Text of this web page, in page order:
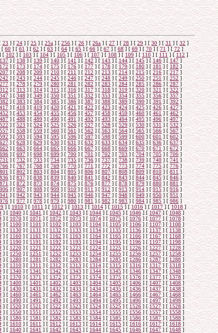
23 ] [24] [ 25 ] [ 25а ] [25б] [26] [26a ] [27 ] [28] [29 ] [30] [31] [ 32 ]
[60] [ 61] [ 62] [ 63 ] [ 64] [65 ] [66] [67] [68] [69] [70] [71 ] [72]
[102] [ 103 ] [ 104 ] [ 105 ] [ 106] [ 107] [108 ] [109 ] [ 110] [ 111 ] [ 112 ]
137] [138 ] [139 ] [ 140 ] [ 141 ] [142 ] [143 ] [144 ] [ 145 ] [ 146] [ 147]
172 ] [173] [174] [175 ] [176] [ 177 ] [ 178] [ 179 ] [180 ] [181] [ 182]
207 ] [208 ] [209 ] [ 210 ] [211] [ 212] [ 213] [ 214 ] [215] [ 216 ] [ 217]
242 ] [243] [ 244 ] [245] [ 246 ] [247] [248 ] [ 249] [250 ] [ 251] [252 ]
277 ] [ 278] [ 279] [280] [ 281 ] [ 282 ] [283] [ 284 ] [285 ] [286 ] [287]
312 ] [ 313 ] [314] [ 315 ] [316 ] [317] [ 318] [ 319] [ 320] [321 ] [ 322]
347] [348 ] [ 349] [ 350 ] [ 351] [352 ] [353 ] [354] [ 355 ] [356] [ 357 ]
382 ] [383] [384 ] [385 ] [ 386] [387 ] [388] [ 389] [390] [ 391] [ 392]
417 ] [ 418 ] [419 ] [420] [421] [ 422] [ 423] [ 424 ] [425] [426 ] [ 427]
452 ] [ 453 ] [454 ] [455] [ 456] [457] [458] [ 459 ] [ 460 ] [461 ] [462]
487 ] [ 488] [ 489] [490] [ 491 ] [ 492 ] [ 493 ] [ 494] [495 ] [496 ] [497]
522 ] [523 ] [524 ] [ 525 ] [526] [ 527] [528] [529 ] [ 530] [531] [ 532]
557 ] [558] [ 559] [ 560 ] [561] [ 562 ] [563 ] [ 564] [ 565 ] [566] [ 567 ]
592] [593] [594 ] [595 ] [596 ] [597 ] [598] [599] [600 ] [601] [ 602]
627] [628] [ 629 ] [630 ] [631] [ 632] [ 633] [634 ] [635] [636] [ 637 ]
662 ] [663 ] [664 ] [ 665] [ 666] [667] [ 668 ] [ 669 ] [ 670 ] [ 671 ] [672]
696 ] [697] [ 698 ] [ 699] [ 700 ] [ 701] [ 702 ] [ 703] [704 ] [ 705] [706]
731 ] [732 ] [733] [734 ] [735] [736] [737] [738 ] [ 739] [740] [ 741]
766 ] [ 767] [ 768] [ 769 ] [770] [ 771 ] [772 ] [ 773] [ 774 ] [775 ] [ 776 ]
801 ] [802] [803 ] [ 804 ] [805 ] [806] [ 807] [808] [809] [810] [ 811 ]
836 ] [837] [838] [839 ] [840] [ 841 ] [ 842] [ 843 ] [844] [845] [ 846]
871 ] [872 ] [873 ] [ 874 ] [875] [ 876] [ 877] [ 878 ] [ 879] [ 880 ] [ 881 ]
906 ] [907] [ 908 ] [909] [ 910 ] [ 911] [ 912 ] [ 913] [914] [ 915] [916 ]
941 ] [942] [943] [944 ] [945] [946 ] [947] [948 ] [949] [950] [951 ]
976 ] [ 977] [ 978] [ 979] [980 ] [981 ] [982 ] [ 983 ] [ 984] [985 ] [986 ]
] [1010 ] [ 1011 ] [1012] [ 1013] [1014 ] [ 1015 ] [ 1016 ] [ 1017] [ 1018 ]
] [ 1040] [1041] [ 1042] [1043 ] [1044] [ 1045 ] [1046] [ 1047] [ 1048 ]
] [ 1070 ] [1071] [1072] [1073 ] [ 1074] [1075] [ 1076] [1077] [ 1078]
] [ 1100] [ 1101 ] [1102] [ 1103 ] [1104] [ 1105] [1106 ] [ 1107] [1108 ]
] [ 1130 ] [1131 ] [1132] [ 1133 ] [ 1134] [ 1135] [ 1136 ] [1137 ] [1138 ]
] [ 1160 ] [1161 ] [ 1162 ] [1163 ] [ 1164] [1165 ] [1166] [1167 ] [ 1168]
] [1190] [1191 ] [ 1192 ] [ 1193] [1194] [ 1195 ] [1196 ] [1197] [ 1198 ]
] [ 1220] [1221] [ 1222] [1223 ] [1224] [1225 ] [ 1226] [ 1227] [ 1228]
] [ 1250 ] [1251] [ 1252] [1253 ] [ 1254] [1255 ] [ 1256] [1257 ] [ 1258]
] [ 1280] [1281] [1282 ] [1283 ] [ 1284] [ 1285] [1286] [1287 ] [1288 ]
] [ 1310] [ 1311 ] [1312] [ 1313 ] [ 1314 ] [ 1315] [1316 ] [ 1317 ] [1318 ]
] [ 1340] [ 1341] [ 1342 ] [1343 ] [1344 ] [1345 ] [ 1346] [1347] [ 1348]
] [ 1370] [1371] [ 1372 ] [ 1373 ] [1374] [ 1375 ] [1376 ] [1377] [ 1378 ]
] [1400 ] [1401 ] [1402] [1403] [1404] [1405] [ 1406] [ 1407] [ 1408]
] [ 1430 ] [1431] [ 1432] [ 1433] [1434] [1435 ] [ 1436] [1437] [ 1438]
] [ 1460] [1461] [1462 ] [1463 ] [ 1464] [ 1465] [1466] [1467] [1468 ]
] [ 1490] [ 1491 ] [ 1492] [ 1493 ] [1494 ] [ 1495] [1496 ] [ 1497] [1498 ]
] [ 1520] [1521] [ 1522 ] [1523 ] [1524] [1525 ] [ 1526] [1527] [ 1528]
] [ 1550 ] [1551] [ 1552 ] [ 1553 ] [ 1554] [ 1555 ] [ 1556 ] [1557 ] [ 1558 ]
] [1580 ] [ 1581 ] [ 1582 ] [ 1583] [1584 ] [1585 ] [ 1586 ] [ 1587] [ 1588]
] [ 1610] [1611] [ 1612] [1613 ] [1614] [1615 ] [1616] [1617] [ 1618]
] [ 1640] [1641] [1642 ] [1643 ] [1644] [ 1645] [1646] [1647] [ 1648]